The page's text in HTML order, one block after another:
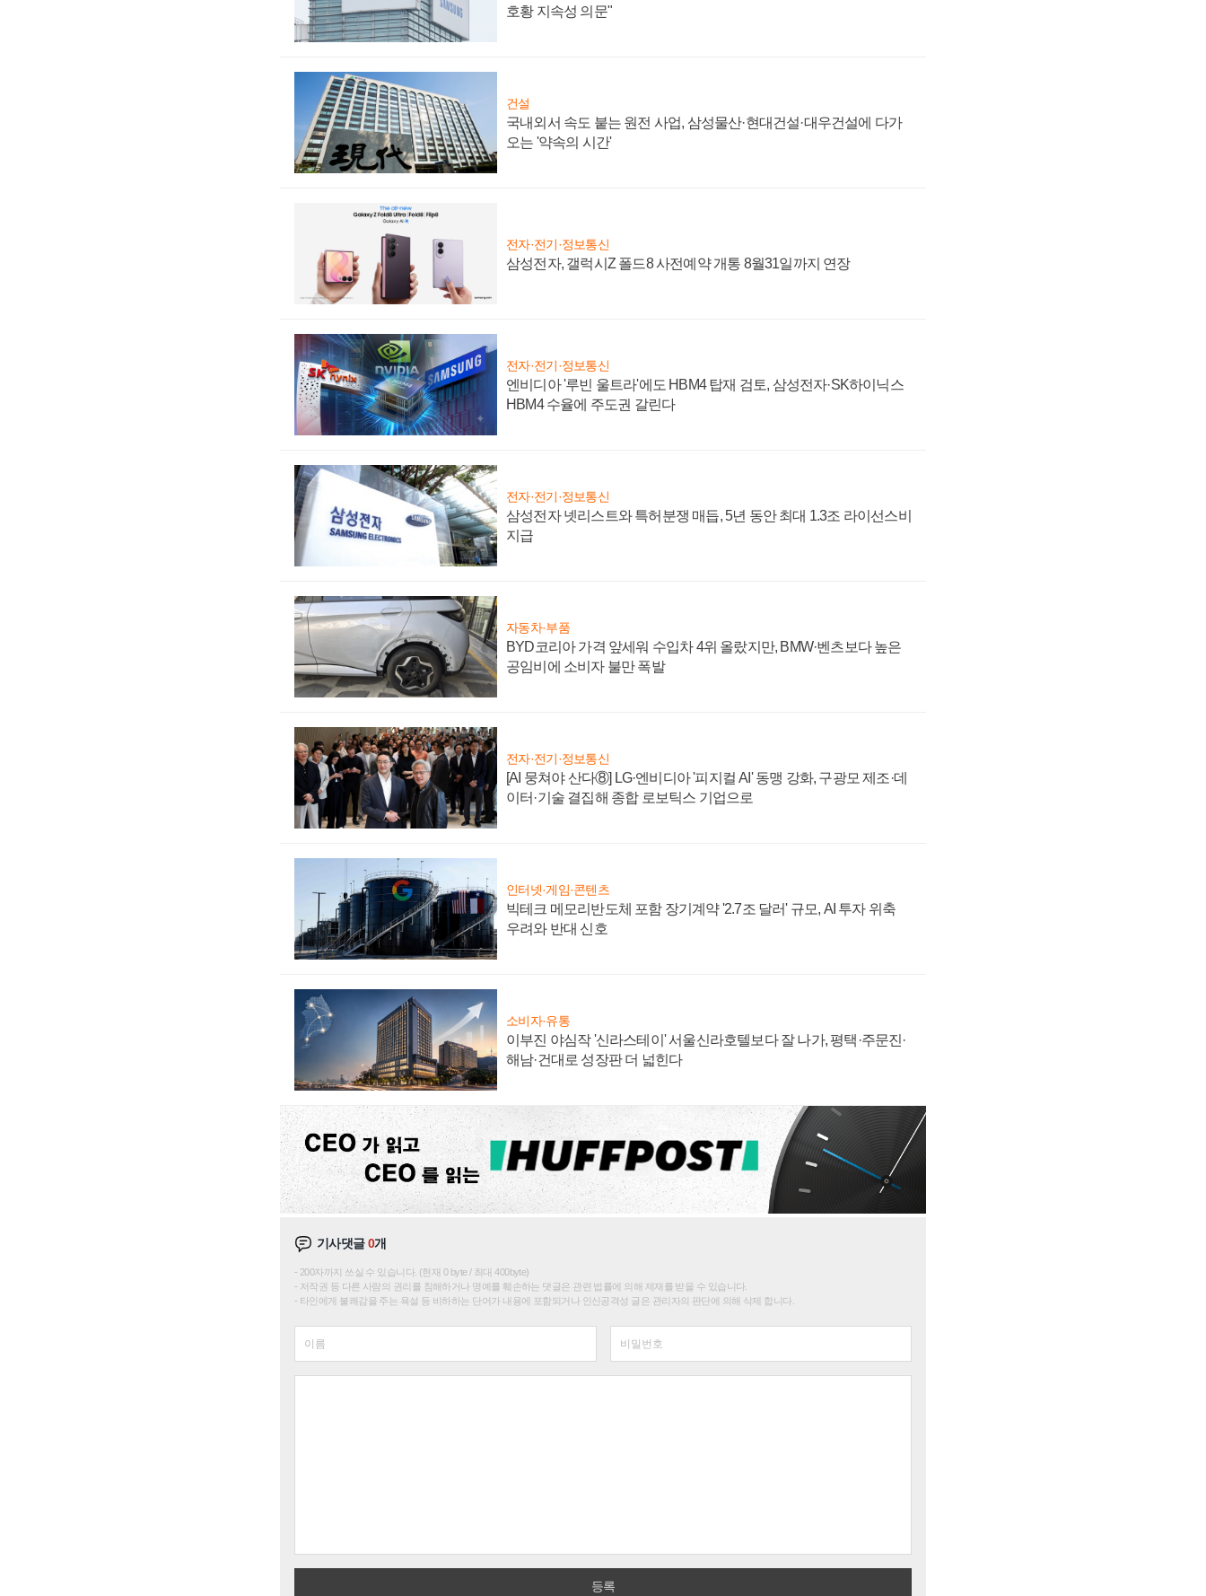
호황 지속성 의문"
건설
국내외서 속도 붙는 원전 사업, 삼성물산·현대건설·대우건설에 다가
오는 '약속의 시간'
전자·전기·정보통신
삼성전자, 갤럭시Z 폴드8 사전예약 개통 8월31일까지 연장
전자·전기·정보통신
엔비디아 '루빈 울트라'에도 HBM4 탑재 검토, 삼성전자·SK하이닉스
HBM4 수율에 주도권 갈린다
전자·전기·정보통신
삼성전자 넷리스트와 특허분쟁 매듭, 5년 동안 최대 1.3조 라이선스비
지급
자동차·부품
BYD코리아 가격 앞세워 수입차 4위 올랐지만, BMW·벤츠보다 높은
공임비에 소비자 불만 폭발
전자·전기·정보통신
[AI 뭉쳐야 산다⑧] LG·엔비디아 '피지컬 AI' 동맹 강화, 구광모 제조·데
이터·기술 결집해 종합 로보틱스 기업으로
인터넷·게임·콘텐츠
빅테크 메모리반도체 포함 장기계약 '2.7조 달러' 규모, AI 투자 위축
우려와 반대 신호
소비자·유통
이부진 야심작 '신라스테이' 서울신라호텔보다 잘 나가, 평택·주문진·
해남·건대로 성장판 더 넓힌다
기사댓글0개
200자까지 쓰실 수 있습니다. (현재 0 byte / 최대 400byte)
저작권 등 다른 사람의 권리를 침해하거나 명예를 훼손하는 댓글은 관련 법률에 의해 제재를 받을 수 있습니다.
타인에게 불쾌감을 주는 욕설 등 비하하는 단어가 내용에 포함되거나 인신공격성 글은 관리자의 판단에 의해 삭제 합니다.